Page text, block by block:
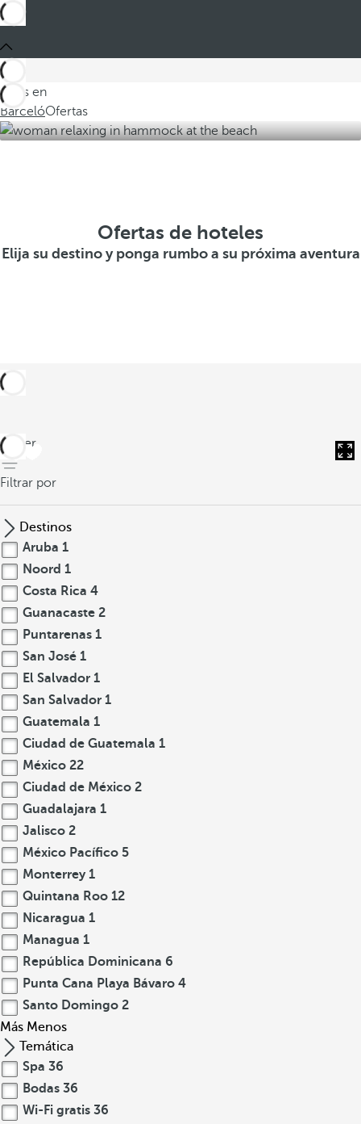
Estás en
BarcelóOfertas
Ofertas de hoteles
Elija su destino y ponga rumbo a su próxima aventura
volver
Filtrar por
Destinos
Aruba 1
Noord 1
Costa Rica 4
Guanacaste 2
Puntarenas 1
San José 1
El Salvador 1
San Salvador 1
Guatemala 1
Ciudad de Guatemala 1
México 22
Ciudad de México 2
Guadalajara 1
Jalisco 2
México Pacífico 5
Monterrey 1
Quintana Roo 12
Nicaragua 1
Managua 1
República Dominicana 6
Punta Cana Playa Bávaro 4
Santo Domingo 2
Más Menos
Temática
Spa 36
Bodas 36
Wi-Fi gratis 36